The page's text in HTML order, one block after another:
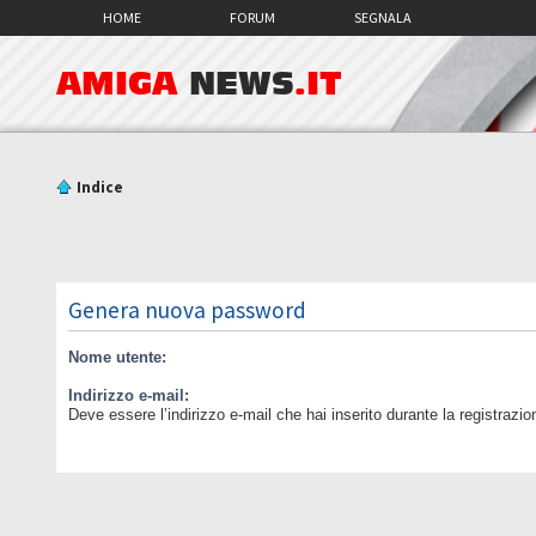
HOME FORUM SEGNALA
AMIGA NEWS.IT
Indice
Genera nuova password
Nome utente:
Indirizzo e-mail:
Deve essere l’indirizzo e-mail che hai inserito durante la